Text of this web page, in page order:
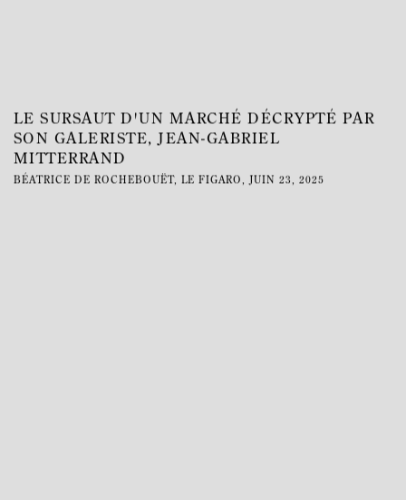
LE SURSAUT D'UN MARCHÉ DÉCRYPTÉ PAR
SON GALERISTE, JEAN-GABRIEL
MITTERRAND
BÉATRICE DE ROCHEBOUËT, LE FIGARO, JUIN 23, 2025